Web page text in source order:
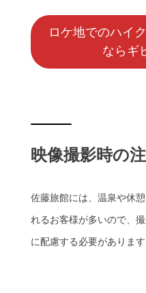
ロケ地でのハイ
ならギ
映像撮影時の
佐藤旅館には、温泉や休
れるお客様が多いので、
に配慮する必要があります